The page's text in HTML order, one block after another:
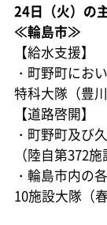
24日（火）の
≪輪島市≫
【給水支援】
・町野町にお
特科大隊（豊川
【道路啓開】
・町野町及び
（陸自第372
・輪島市内の
10施設大隊（